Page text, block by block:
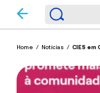
Home / Notícias / CIES em